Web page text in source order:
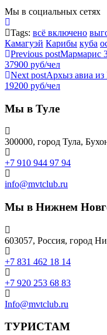
Мы в социальных сетях
Tags: всё включено
Камагуэй Карибы куба
Previous postМармарис
37900 руб/чел
Next postАрхыз авиа из
19200 руб/чел
Мы в Туле
300000, город Тула,
+7 910 944 97 94
info@mvtclub.ru
Мы в Нижнем
603057, Россия, город
+7 831 462 18 14
+7 920 253 68 83
Info@mvtclub.ru
ТУРИСТАМ